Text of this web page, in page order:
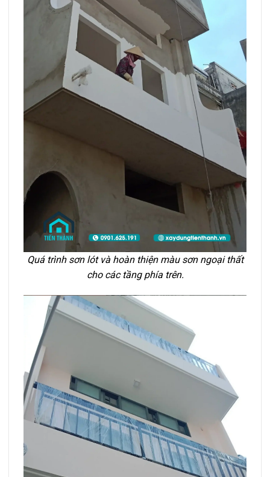
Quá trình sơn lót và hoàn thiện màu sơn ngoại thất
cho các tầng phía trên.